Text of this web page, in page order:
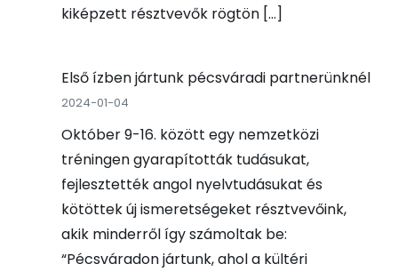
kiképzett résztvevők rögtön […]
Első ízben jártunk pécsváradi partnerünknél
2024-01-04
Október 9-16. között egy nemzetközi
tréningen gyarapították tudásukat,
fejlesztették angol nyelvtudásukat és
kötöttek új ismeretségeket résztvevőink,
akik minderről így számoltak be:
“Pécsváradon jártunk, ahol a kültéri